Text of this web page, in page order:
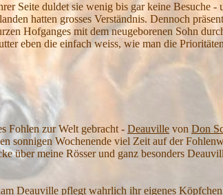
Seite duldet sie wenig bis gar keine Besuche -
hatten grosses Verständnis. Dennoch
Hofganges mit dem neugeborenen Sohn
eben die einfach weiss, wie man die
Fohlen zur Welt gebracht - Deauville von Don
sonnigen Wochenende viel Zeit auf der
über meine Rösser und ganz besonders
Deauville pflegt wahrlich ihr eigenes